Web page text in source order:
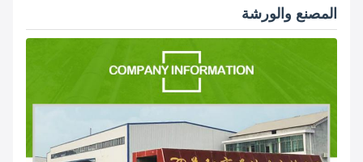
المصنع والورشة